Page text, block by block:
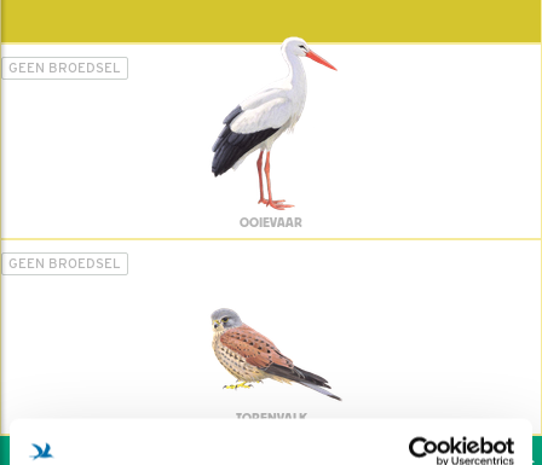
GEEN BROEDSEL
OOIEVAAR
GEEN BROEDSEL
TORENVALK